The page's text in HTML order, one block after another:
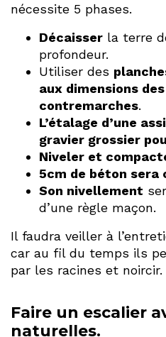
nécessite 5 phases.
Décaisser la terre
profondeur.
Utiliser des
aux dimensions
contremarches.
L’étalage d’une
gravier grossier
Niveler et
5cm de béton sera
Son nivellement
d’une règle maçon.
Il faudra veiller à
car au fil du temps ils
par les racines et noircir.
Faire un escalier
naturelles.